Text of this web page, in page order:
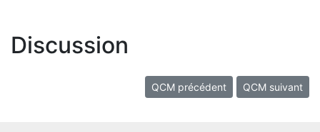
Discussion
QCM précédent QCM suivant